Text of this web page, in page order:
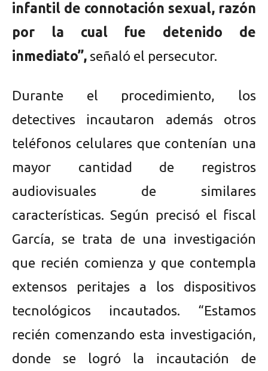
infantil de connotación sexual, razón
por la cual fue detenido de
inmediato”, señaló el persecutor.
Durante el procedimiento, los
detectives incautaron además otros
teléfonos celulares que contenían una
mayor cantidad de registros
audiovisuales de similares
características. Según precisó el fiscal
García, se trata de una investigación
que recién comienza y que contempla
extensos peritajes a los dispositivos
tecnológicos incautados. “Estamos
recién comenzando esta investigación,
donde se logró la incautación de